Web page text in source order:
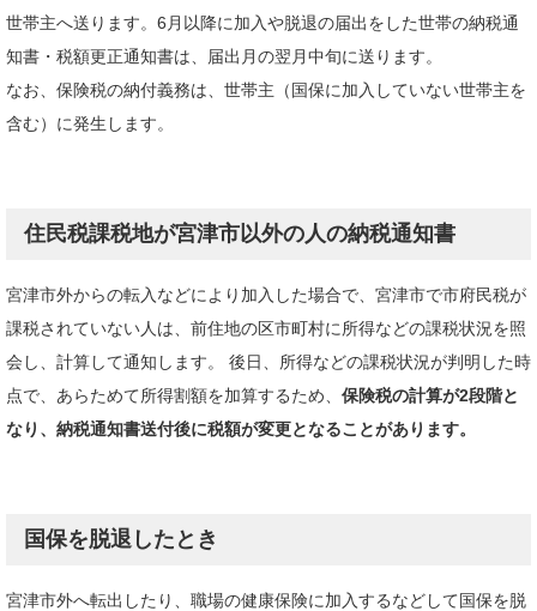
世帯主へ送ります。6月以降に加入や脱退の届出をした世帯の納税通
知書・税額更正通知書は、届出月の翌月中旬に送ります。
なお、保険税の納付義務は、世帯主（国保に加入していない世帯主を
含む）に発生します。
住民税課税地が宮津市以外の人の納税通知書
宮津市外からの転入などにより加入した場合で、宮津市で市府民税が
課税されていない人は、前住地の区市町村に所得などの課税状況を照
会し、計算して通知します。 後日、所得などの課税状況が判明した時
点で、あらためて所得割額を加算するため、 保険税の計算が2段階と
なり、納税通知書送付後に税額が変更となることがあります。
国保を脱退したとき
宮津市外へ転出したり、職場の健康保険に加入するなどして国保を脱